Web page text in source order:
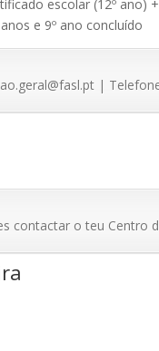
escolar (12º
e 9º ano concluído
|
contactar o teu Centro